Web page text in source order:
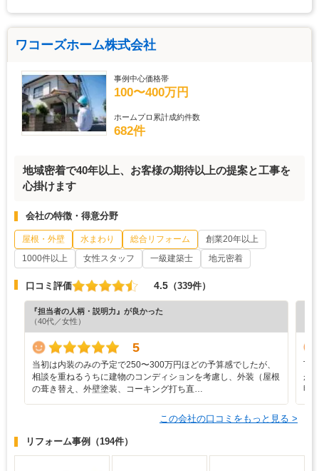
ワコーズホーム株式会社
事例中心価格帯
100〜400万円
ホームプロ累計成約件数
682件
地域密着で40年以上、お客様の期待以上の提案と工事を
心掛けます
会社の特徴・得意分野
屋根・外壁 水まわり 総合リフォーム
創業20年以上
1000件以上
女性スタッフ 一級建築士 地元密着
口コミ評価 4.5 （339件）
『担当者の人柄・説明力』が良かった
（40代／女性）
5
当初は内装のみの予定で250〜300万円ほどの予算感でしたが、
相談を重ねるうちに建物のコンディションを考慮し、外装（屋根
の葺き替え、外壁塗装、コーキング打ち直…
丁
が2
明
この会社の口コミをもっと見る >
リフォーム事例 （194件）